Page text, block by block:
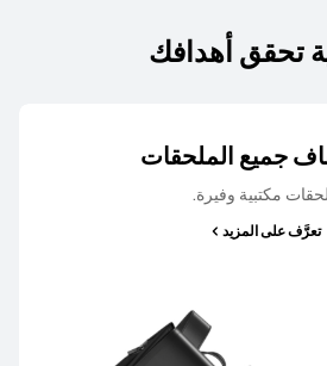
تحقق أهدافك
جميع الملحقات
مكتبية وفيرة.
تعرَّف على المزيد